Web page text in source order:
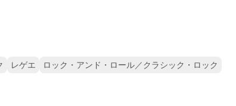
レゲエ
ロック・アンド・ロール／クラシック・ロック